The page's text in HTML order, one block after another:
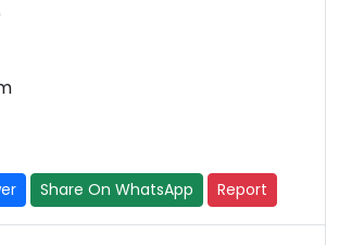
Share On WhatsApp Report